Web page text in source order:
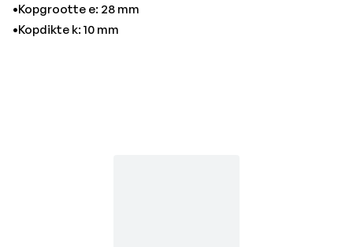
•Kopgrootte e: 28 mm
•Kopdikte k: 10 mm